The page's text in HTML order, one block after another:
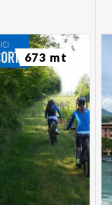
673 mt